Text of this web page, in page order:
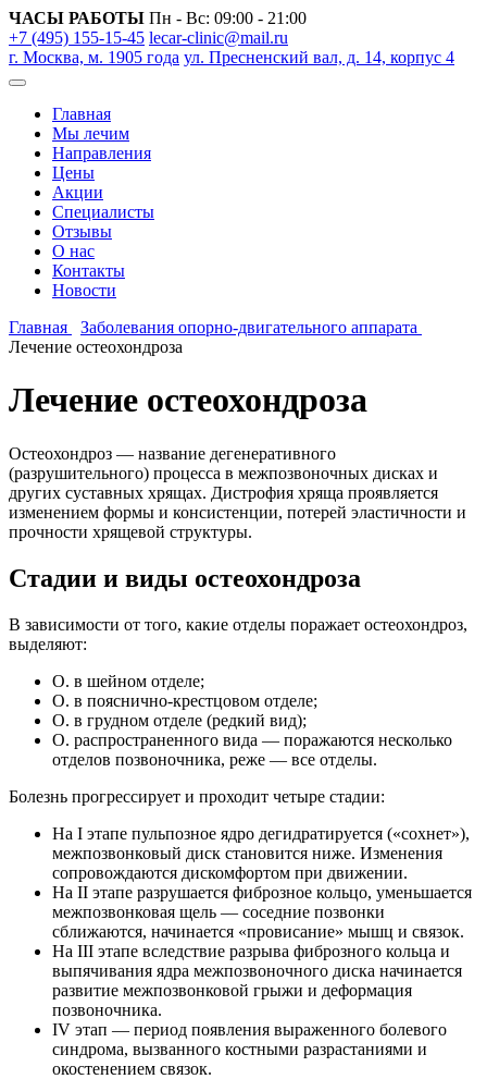
ЧАСЫ РАБОТЫ Пн - Вс: 09:00 - 21:00
+7 (495) 155-15-45 lecar-clinic@mail.ru
г. Москва, м. 1905 года ул. Пресненский вал, д. 14, корпус 4
Главная
Мы лечим
Направления
Цены
Акции
Специалисты
Отзывы
О нас
Контакты
Новости
Главная
Заболевания опорно-двигательного аппарата
Лечение остеохондроза
Лечение остеохондроза
Остеохондроз — название дегенеративного
(разрушительного) процесса в межпозвоночных дисках и
других суставных хрящах. Дистрофия хряща проявляется
изменением формы и консистенции, потерей эластичности и
прочности хрящевой структуры.
Стадии и виды остеохондроза
В зависимости от того, какие отделы поражает остеохондроз,
выделяют:
О. в шейном отделе;
О. в пояснично-крестцовом отделе;
О. в грудном отделе (редкий вид);
О. распространенного вида — поражаются несколько
отделов позвоночника, реже — все отделы.
Болезнь прогрессирует и проходит четыре стадии:
На I этапе пульпозное ядро дегидратируется («сохнет»),
межпозвонковый диск становится ниже. Изменения
сопровождаются дискомфортом при движении.
На II этапе разрушается фиброзное кольцо, уменьшается
межпозвонковая щель — соседние позвонки
сближаются, начинается «провисание» мышц и связок.
На III этапе вследствие разрыва фиброзного кольца и
выпячивания ядра межпозвоночного диска начинается
развитие межпозвонковой грыжи и деформация
позвоночника.
IV этап — период появления выраженного болевого
синдрома, вызванного костными разрастаниями и
окостенением связок.